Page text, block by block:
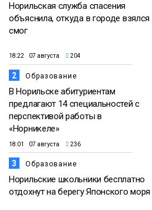
Норильская служба спасения
объяснила, откуда в городе взялся
смог
18:22 07 августа 204
2 Образование
В Норильске абитуриентам
предлагают 14 специальностей с
перспективой работы в
«Норникеле»
18:01 07 августа 236
3 Образование
Норильские школьники бесплатно
отдохнут на берегу Японского моря